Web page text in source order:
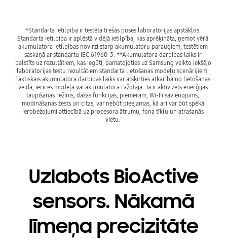
*Standarta ietilpība ir testēta trešās puses laboratorijas apstākļos.
Standarta ietilpība ir aplēstā vidējā ietilpība, kas aprēķināta, ņemot vērā
akumulatora ietilpības novirzi starp akumulatoru paraugiem, testētiem
saskaņā ar standartu IEC 61960-3. **Akumulatora darbības laiks ir
balstīts uz rezultātiem, kas iegūti, pamatojoties uz Samsung veikto iekšējo
laboratorijas testu rezultātiem standarta lietošanas modeļu scenārijiem.
Faktiskais akumulatora darbības laiks var atšķirties atkarībā no lietošanas
veida, ierīces modeļa vai akumulatora ražotāja. Ja ir aktivizēts enerģijas
taupīšanas režīms, dažas funkcijas, piemēram, Wi-Fi savienojums,
modināšanas žests un citas, var nebūt pieejamas, kā arī var būt spēkā
ierobežojumi attiecībā uz procesora ātrumu, fona tīklu un atrašanās
vietu.
Uzlabots BioActive
sensors. Nākamā
līmeņa precizitāte